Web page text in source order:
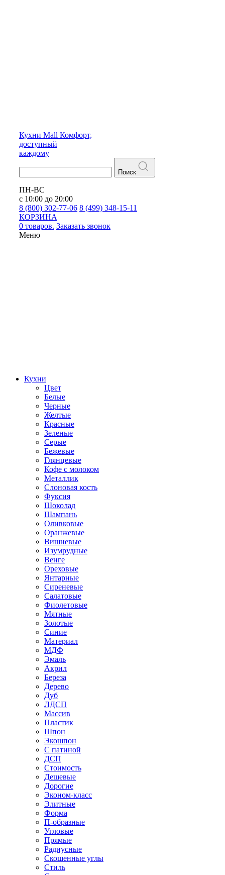
Кухни Mall Комфорт,
доступный
каждому
Поиск
ПН-ВС
с 10:00 до 20:00
8 (800) 302-77-06 8 (499) 348-15-11
КОРЗИНА
0 товаров. Заказать звонок
Меню
Кухни
Цвет
Белые
Черные
Желтые
Красные
Зеленые
Серые
Бежевые
Глянцевые
Кофе с молоком
Металлик
Слоновая кость
Фуксия
Шоколад
Шампань
Оливковые
Оранжевые
Вишневые
Изумрудные
Венге
Ореховые
Янтарные
Сиреневые
Салатовые
Фиолетовые
Мятные
Золотые
Синие
Материал
МДФ
Эмаль
Акрил
Береза
Дерево
Дуб
ЛДСП
Массив
Пластик
Шпон
Экошпон
С патиной
ДСП
Стоимость
Дешевые
Дорогие
Эконом-класс
Элитные
Форма
П-образные
Угловые
Прямые
Радиусные
Скошенные углы
Стиль